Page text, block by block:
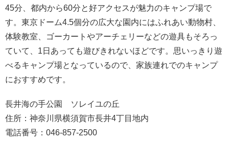
45分、都内から60分と好アクセスが魅力のキャンプ場で
す。東京ドーム4.5個分の広大な園内にはふれあい動物村、
体験教室、ゴーカートやアーチェリーなどの遊具もそろっ
ていて、1日あっても遊びきれないほどです。思いっきり遊
べるキャンプ場となっているので、家族連れでのキャンプ
におすすめです。
長井海の手公園 ソレイユの丘
住所：神奈川県横須賀市長井4丁目地内
電話番号：046-857-2500